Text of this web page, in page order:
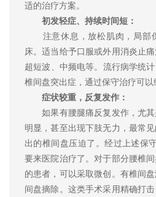
适的治疗方案。
初发轻症、持续时间短：
注意休息，放松肌肉，局部
床。适当给予口服或外用消炎止
超短波、中频电等。流行病学统
椎间盘突出症，通过保守治疗可以
症状较重，反复发作：
如果有腰腿痛反复发作，尤其
明显，甚至出现下肢无力，最常
出的椎间盘压迫了。经过上述保
要来医院治疗了。对于部分腰椎
的患者，可以采取微创。有椎间
间盘摘除。这类手术采用精确打